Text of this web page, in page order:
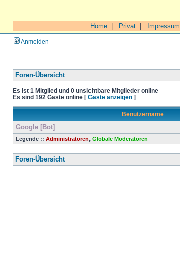
Home Privat Impressum
Anmelden
Foren-Übersicht
Es ist 1 Mitglied und 0 unsichtbare Mitglieder online
Es sind 192 Gäste online [ Gäste anzeigen ]
Benutzername
Google [Bot]
Legende :: Administratoren, Globale Moderatoren
Foren-Übersicht